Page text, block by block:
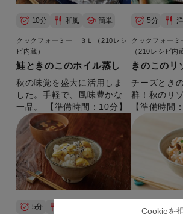
10分 和風 簡単
クックフォーミー ３Ｌ（210レシ
ピ内蔵）
鮭ときのこのホイル蒸し
秋の味覚を盛大に活用しま
した。手軽で、風味豊かな
一品。 【準備時間：10分】
5分
クックフォー
（210レシピ内
きのこのリ
チーズとき
群！秋のリ
【準備時間
5分 3分
Cookieを